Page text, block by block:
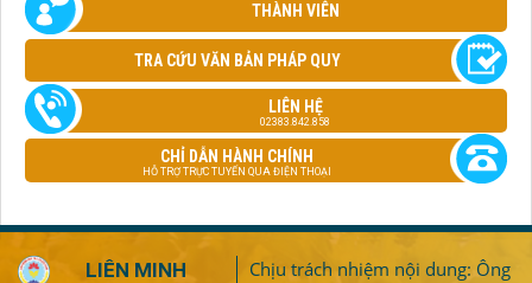
THÀNH VIÊN
TRA CỨU VĂN BẢN PHÁP QUY
LIÊN HỆ
02383.842.858
CHỈ DẪN HÀNH CHÍNH
HỖ TRỢ TRỰC TUYẾN QUA ĐIỆN THOẠI
LIÊN MINH
Chịu trách nhiệm nội dung: Ông